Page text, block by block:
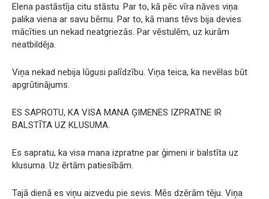
Elena pastāstīja citu stāstu. Par to, kā pēc vīra nāves viņa
palika viena ar savu bērnu. Par to, kā mans tēvs bija devies
mācīties un nekad neatgriezās. Par vēstulēm, uz kurām
neatbildēja.
Viņa nekad nebija lūgusi palīdzību. Viņa teica, ka nevēlas būt
apgrūtinājums.
ES SAPROTU, KA VISA MANA ĢIMENES IZPRATNE IR
BALSTĪTA UZ KLUSUMA.
Es sapratu, ka visa mana izpratne par ģimeni ir balstīta uz
klusuma. Uz ērtām patiesībām.
Tajā dienā es viņu aizvedu pie sevis. Mēs dzērām tēju. Viņa